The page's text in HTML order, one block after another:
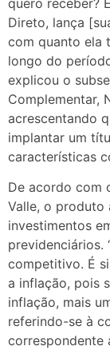
quero receber?
Direto, lança
com quanto ela
longo do
explicou o
Complementar,
acrescentando
implantar um
características
De acordo com
Valle, o produto
investimentos
previdenciários.
competitivo. É
a inflação, pois
inflação, mais
referindo-se à
correspondente